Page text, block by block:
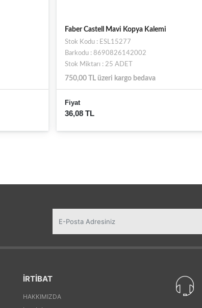
Faber Castell Mavi Kopya Kalemi
Stok Kodu : ESL15277
Barkodu : 8690826142002
Stok Miktarı : 25 ADET
750,00 TL üzeri kargo bedava
Fiyat
36,08 TL
İRTİBAT
HAKKIMIZDA